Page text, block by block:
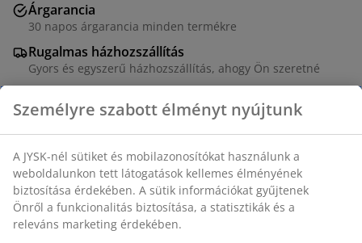
Árgarancia
30 napos árgarancia minden termékre
Rugalmas házhozszállítás
Gyors és egyszerű házhozszállítás, ahogy Ön szeretné
Műanyag (100% újrahasznosított) balkonláda, vegyes
színekben kapható. Ideális kedvenc virágai vagy
fűszernövényei bemutatására. Ez a fagyálló balkonláda
vízelvezető lyukkal rendelkezik, amely biztosítja a
felesleges víz elvezetését. SZ25 x H32 x MA25 cm
Személyre szabott élményt nyújtunk
A JYSK-nél sütiket és mobilazonosítókat használunk a
weboldalunkon tett látogatások kellemes élményének
biztosítása érdekében. A sütik információkat gyűjtenek
Önről a funkcionalitás biztosítása, a statisztikák és a
releváns marketing érdekében.